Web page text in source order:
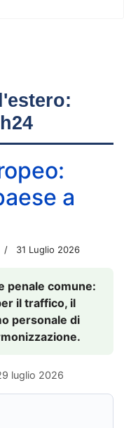
a
31 Luglio 2026
penale comune:
il traffico, il
personale di
luglio 2026